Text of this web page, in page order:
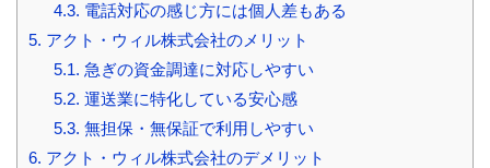
4.3. 電話対応の感じ方には個人差もある
5. アクト・ウィル株式会社のメリット
5.1. 急ぎの資金調達に対応しやすい
5.2. 運送業に特化している安心感
5.3. 無担保・無保証で利用しやすい
6. アクト・ウィル株式会社のデメリット